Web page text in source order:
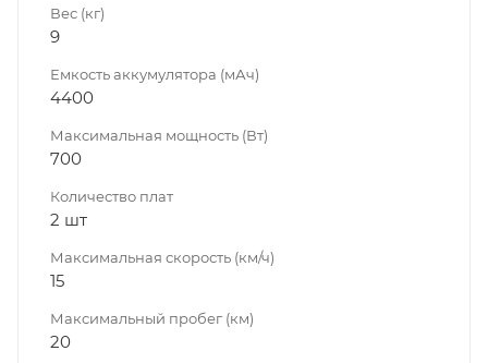
Вес (кг)
9
Емкость аккумулятора (мАч)
4400
Максимальная мощность (Вт)
700
Количество плат
2 шт
Максимальная скорость (км/ч)
15
Максимальный пробег (км)
20